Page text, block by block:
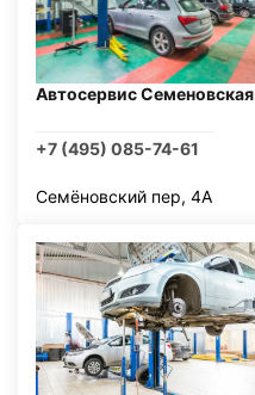
Автосервис Семеновская
+7 (495) 085-74-61
Семёновский пер, 4А